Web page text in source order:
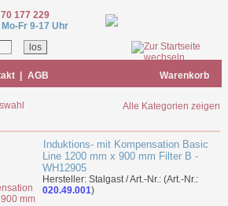
177 229
Fr 9-17 Uhr
AGB Warenkorb
Alle Kategorien zeigen
Induktions- mit Kompensation Basic
Line 1200 mm x 900 mm Filter B -
WH12905
Hersteller: Stalgast / Art.-Nr.: (Art.-Nr.:
020.49.001)